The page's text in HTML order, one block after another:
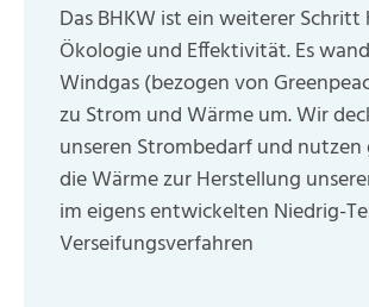
Das BHKW ist ein weiterer
Ökologie und Effektivität. Es
Windgas (bezogen von
zu Strom und Wärme um. Wir
unseren Strombedarf und
die Wärme zur Herstellung
im eigens entwickelten Niedrig-
Verseifungsverfahren